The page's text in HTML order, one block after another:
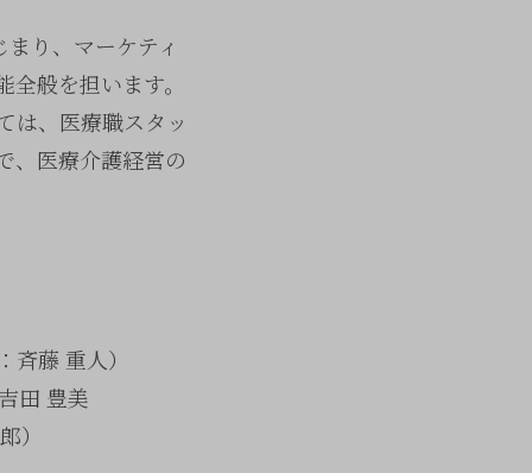
り、マーケティ
般を担います。
は、医療職スタッ
、医療介護経営の
藤 重人）
田 豊美
）